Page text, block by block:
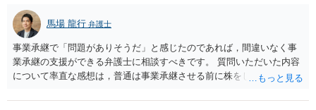
を示唆しており、本件でも同様に、指輪の返還が貴社の責任範囲外の
問題であると主張する上で参考になります。 2. 今後の対応について
相手方代理人に対し、内容証明郵便などで書面にて貴社の見解を明確
に伝えることが重要です。その書面には、以下の内容を盛り込むこと
が考えられます。 成婚料について: 円満な解決を優先する観点から、
には上記の裁判例のように、貴社に返金義務は無いと判断される可能
馬場 龍行 弁護士
事業承継で「問題がありそうだ」と感じたのであれば，間違いなく事
業承継の支援ができる弁護士に相談すべきです。 質問いただいた内容
について率直な感想は，普通は事業承継させる前に株をしっかり集め
というのは無責任というほかないでしょう。 事業承継については，相